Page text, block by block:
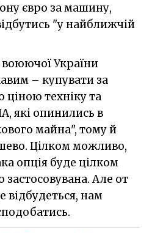
євро за машину,
"у найближчій
воюючої України
– купувати за
ціною техніку та
які опинились в
майна", тому й
Цілком можливо,
опція буде цілком
Але от
відбудеться, нам